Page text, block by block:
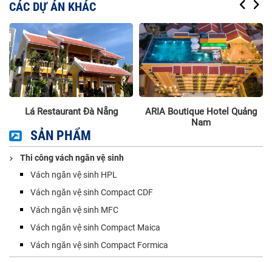
CÁC DỰ ÁN KHÁC
Lá Restaurant Đà Nẵng
ARIA Boutique Hotel Quảng
Nam
SẢN PHẨM
Thi công vách ngăn vệ sinh
Vách ngăn vệ sinh HPL
Vách ngăn vệ sinh Compact CDF
Vách ngăn vệ sinh MFC
Vách ngăn vệ sinh Compact Maica
Vách ngăn vệ sinh Compact Formica